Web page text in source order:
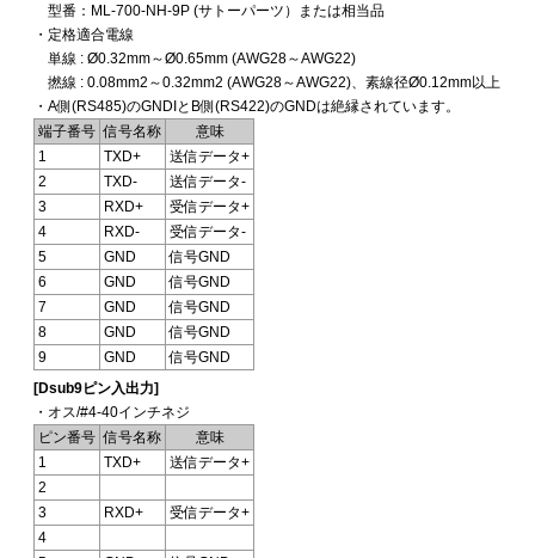
型番：ML-700-NH-9P (サトーパーツ）または相当品
・定格適合電線
単線 : Ø0.32mm～Ø0.65mm (AWG28～AWG22)
撚線 : 0.08mm2～0.32mm2 (AWG28～AWG22)、素線径Ø0.12mm以上
・A側(RS485)のGNDIとB側(RS422)のGNDは絶縁されています。
端子番号 信号名称
意味
1
TXD+
送信データ+
2
TXD-
送信データ-
3
RXD+
受信データ+
4
RXD-
受信データ-
5
GND
信号GND
6
GND
信号GND
7
GND
信号GND
8
GND
信号GND
9
GND
信号GND
[Dsub9ピン入出力]
・オス/#4-40インチネジ
ピン番号 信号名称
意味
1
TXD+
送信データ+
2
3
RXD+
受信データ+
4